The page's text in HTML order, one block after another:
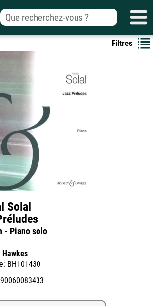
Filtres
Solal
- Piano solo
Hawkes
BH101430